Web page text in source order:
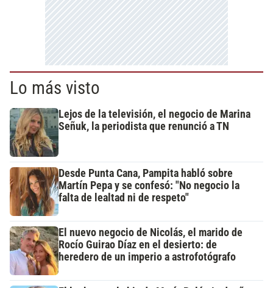
Lo más visto
Lejos de la televisión, el negocio de Marina
Señuk, la periodista que renunció a TN
Desde Punta Cana, Pampita habló sobre
Martín Pepa y se confesó: "No negocio la
falta de lealtad ni de respeto"
El nuevo negocio de Nicolás, el marido de
Rocío Guirao Díaz en el desierto: de
heredero de un imperio a astrofotógrafo